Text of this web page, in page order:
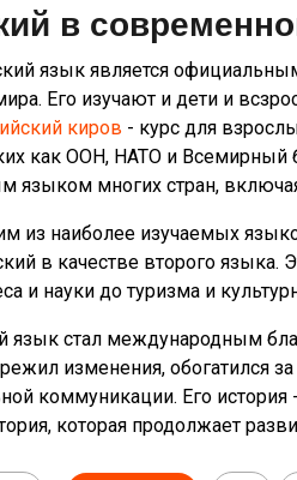
в
язык является
Его изучают и дети и
киров - курс для
как ООН, НАТО и Всемирный
языком многих стран,
из наиболее изучаемых
в качестве второго
и науки до туризма и
язык стал международным
изменения, обогатился
коммуникации. Его история
которая продолжает